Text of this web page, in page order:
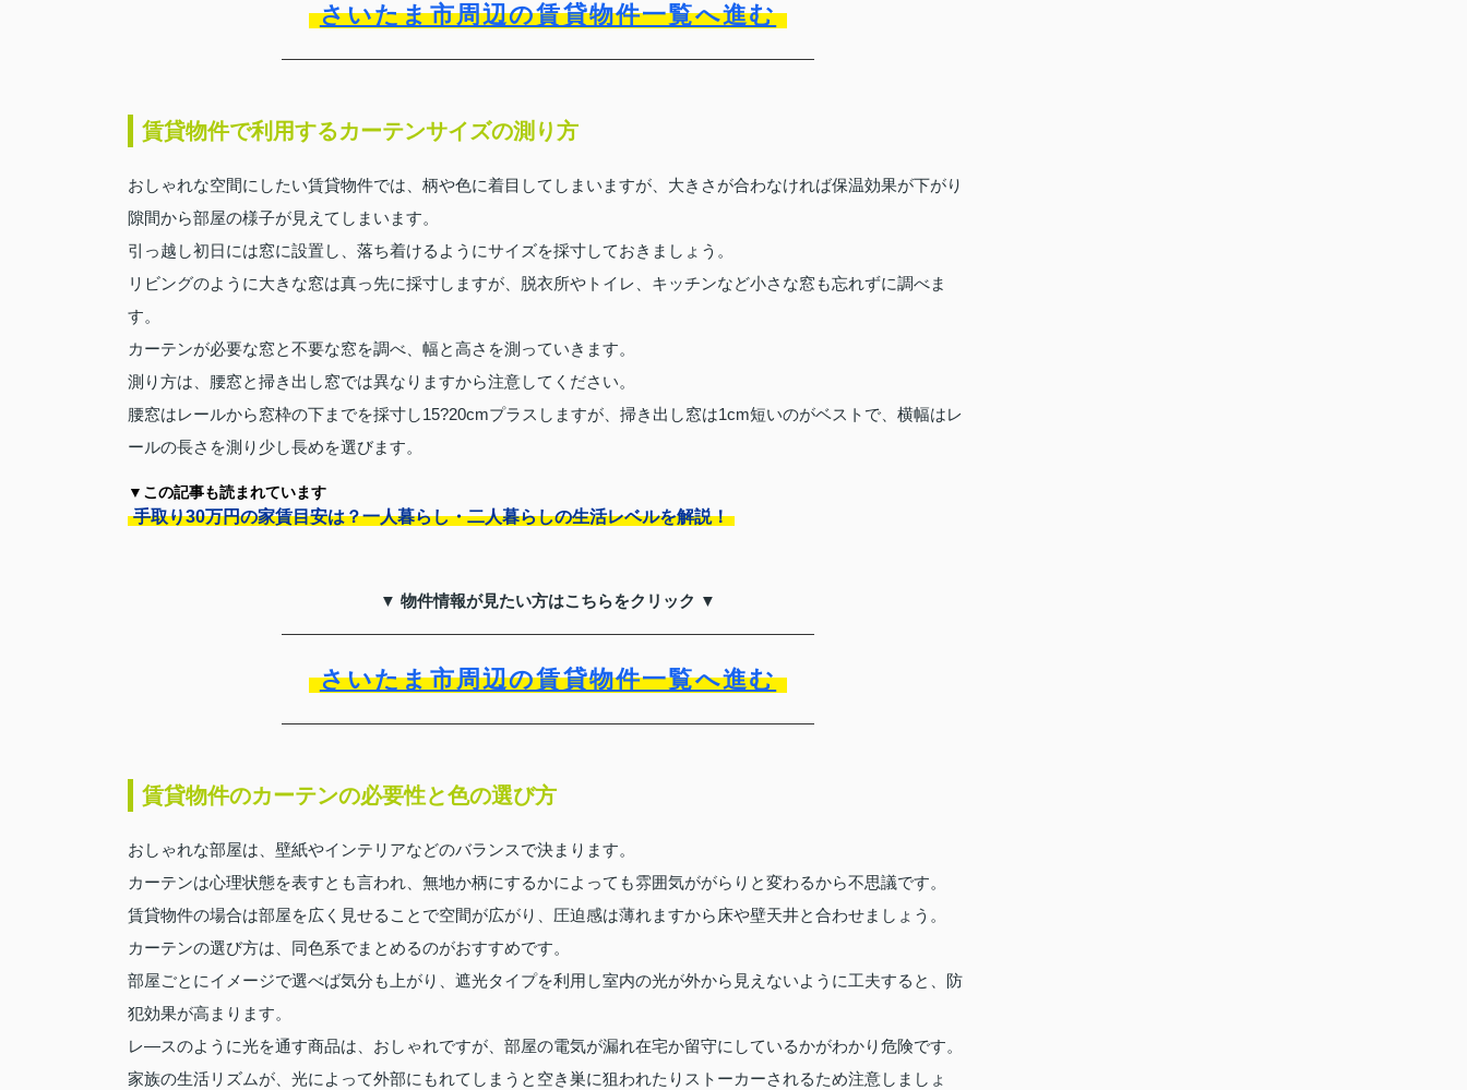
さいたま市周辺の賃貸物件一覧へ進む
賃貸物件で利用するカーテンサイズの測り方
おしゃれな空間にしたい賃貸物件では、柄や色に着目してしまいますが、大きさが合わなければ保温効果が下がり
隙間から部屋の様子が見えてしまいます。
引っ越し初日には窓に設置し、落ち着けるようにサイズを採寸しておきましょう。
リビングのように大きな窓は真っ先に採寸しますが、脱衣所やトイレ、キッチンなど小さな窓も忘れずに調べま
す。
カーテンが必要な窓と不要な窓を調べ、幅と高さを測っていきます。
測り方は、腰窓と掃き出し窓では異なりますから注意してください。
腰窓はレールから窓枠の下までを採寸し15?20cmプラスしますが、掃き出し窓は1cm短いのがベストで、横幅はレ
ールの長さを測り少し長めを選びます。
▼この記事も読まれています
手取り30万円の家賃目安は？一人暮らし・二人暮らしの生活レベルを解説！
▼ 物件情報が見たい方はこちらをクリック ▼
さいたま市周辺の賃貸物件一覧へ進む
賃貸物件のカーテンの必要性と色の選び方
おしゃれな部屋は、壁紙やインテリアなどのバランスで決まります。
カーテンは心理状態を表すとも言われ、無地か柄にするかによっても雰囲気ががらりと変わるから不思議です。
賃貸物件の場合は部屋を広く見せることで空間が広がり、圧迫感は薄れますから床や壁天井と合わせましょう。
カーテンの選び方は、同色系でまとめるのがおすすめです。
部屋ごとにイメージで選べば気分も上がり、遮光タイプを利用し室内の光が外から見えないように工夫すると、防
犯効果が高まります。
レ―スのように光を通す商品は、おしゃれですが、部屋の電気が漏れ在宅か留守にしているかがわかり危険です。
家族の生活リズムが、光によって外部にもれてしまうと空き巣に狙われたりストーカーされるため注意しましょ